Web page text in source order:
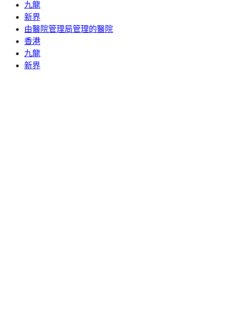
九龍
新界
由醫院管理局管理的醫院
香港
九龍
新界